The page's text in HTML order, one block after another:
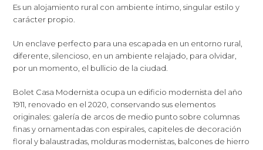
Es un alojamiento rural con ambiente íntimo, singular estilo y
carácter propio.
Un enclave perfecto para una escapada en un entorno rural,
diferente, silencioso, en un ambiente relajado, para olvidar,
por un momento, el bullicio de la ciudad.
Bolet Casa Modernista ocupa un edificio modernista del año
1911, renovado en el 2020, conservando sus elementos
originales: galería de arcos de medio punto sobre columnas
finas y ornamentadas con espirales, capiteles de decoración
floral y balaustradas, molduras modernistas, balcones de hierro